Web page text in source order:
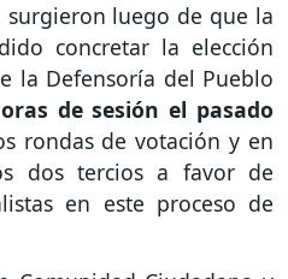
surgieron luego de que la
concretar la elección
la Defensoría del Pueblo
de sesión el pasado
rondas de votación y en
dos tercios a favor de
en este proceso de